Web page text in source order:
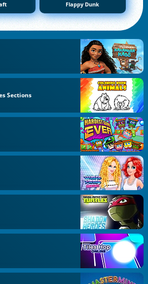
Flappy Dunk
Sections